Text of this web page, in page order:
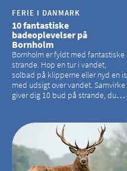
FERIE I DANMARK
10 fantastiske
badeoplevelser på
Bornholm
Bornholm er fyldt med fantastiske
strande. Hop en tur i vandet,
solbad på klipperne eller nyd en is
med udsigt over vandet. Samvirke
giver dig 10 bud på strande, du